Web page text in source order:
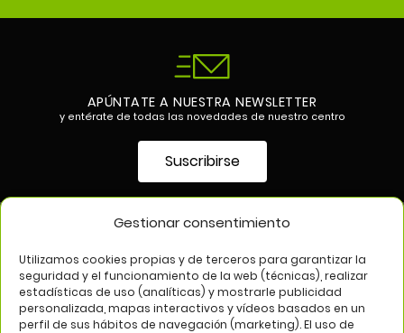
Gestionar consentimiento
Utilizamos cookies propias y de terceros para garantizar la
seguridad y el funcionamiento de la web (técnicas), realizar
estadísticas de uso (analíticas) y mostrarle publicidad
personalizada, mapas interactivos y vídeos basados en un
perfil de sus hábitos de navegación (marketing). El uso de
APÚNTATE A NUESTRA NEWSLETTER
y entérate de todas las novedades de nuestro centro
Suscribirse